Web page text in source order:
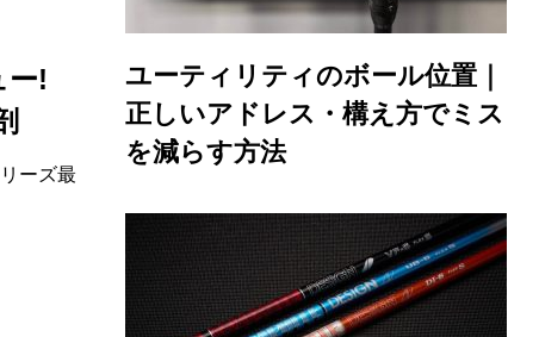
ー!
ーズ最
ユーティリティのボール位置｜
正しいアドレス・構え方でミス
を減らす方法